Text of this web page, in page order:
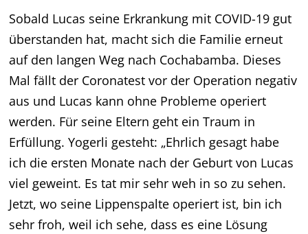
Sobald Lucas seine Erkrankung mit COVID-19 gut
überstanden hat, macht sich die Familie erneut
auf den langen Weg nach Cochabamba. Dieses
Mal fällt der Coronatest vor der Operation negativ
aus und Lucas kann ohne Probleme operiert
werden. Für seine Eltern geht ein Traum in
Erfüllung. Yogerli gesteht: „Ehrlich gesagt habe
ich die ersten Monate nach der Geburt von Lucas
viel geweint. Es tat mir sehr weh in so zu sehen.
Jetzt, wo seine Lippenspalte operiert ist, bin ich
sehr froh, weil ich sehe, dass es eine Lösung